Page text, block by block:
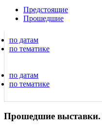
Предстоящие
Прошедшие
по датам
по тематике
по датам
по тематике
Прошедшие выставки.